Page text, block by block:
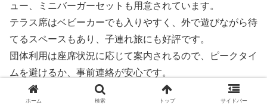
ュー、ミニバーガーセットも用意されています。
テラス席はベビーカーでも入りやすく、外で遊びながら待
てるスペースもあり、子連れ旅にも好評です。
団体利用は座席状況に応じて案内されるので、ピークタイ
ムを避けるか、事前連絡が安心です。
ホーム 検索 トップ サイドバー